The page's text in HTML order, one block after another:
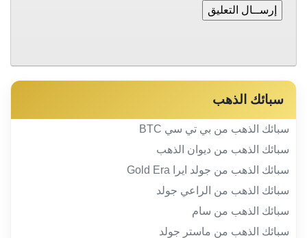
سبائك الذهب
سبائك الذهب من بي تي سي BTC
سبائك الذهب من ديوان الذهب
سبائك الذهب من جولد ايرا Gold Era
سبائك الذهب من الراعي جولد
سبائك الذهب من سام
سبائك الذهب من ماستر جولد